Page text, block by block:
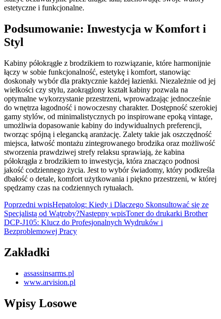
estetyczne i funkcjonalne.
Podsumowanie: Inwestycja w Komfort i
Styl
Kabiny półokrągłe z brodzikiem to rozwiązanie, które harmonijnie
łączy w sobie funkcjonalność, estetykę i komfort, stanowiąc
doskonały wybór dla praktycznie każdej łazienki. Niezależnie od jej
wielkości czy stylu, zaokrąglony kształt kabiny pozwala na
optymalne wykorzystanie przestrzeni, wprowadzając jednocześnie
do wnętrza łagodność i nowoczesny charakter. Dostępność szerokiej
gamy stylów, od minimalistycznych po inspirowane epoką vintage,
umożliwia dopasowanie kabiny do indywidualnych preferencji,
tworząc spójną i elegancką aranżację. Zalety takie jak oszczędność
miejsca, łatwość montażu zintegrowanego brodzika oraz możliwość
stworzenia prawdziwej strefy relaksu sprawiają, że kabina
półokrągła z brodzikiem to inwestycja, która znacząco podnosi
jakość codziennego życia. Jest to wybór świadomy, który podkreśla
dbałość o detale, komfort użytkowania i piękno przestrzeni, w której
spędzamy czas na codziennych rytuałach.
Nawigacja
wpisu
Poprzedni wpisHepatolog: Kiedy i Dlaczego Skonsultować się ze
Specjalistą od Wątroby?Następny wpisToner do drukarki Brother
DCP-J105: Klucz do Profesjonalnych Wydruków i
Bezproblemowej Pracy
Zakładki
assassinsarms.pl
www.arvision.pl
Wpisy Losowe